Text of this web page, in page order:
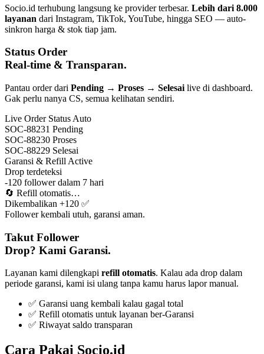
Socio.id terhubung langsung ke provider terbesar. Lebih dari 8.000
layanan dari Instagram, TikTok, YouTube, hingga SEO — auto-
sinkron harga & stok tiap jam.
Status Order
Real-time & Transparan.
Pantau order dari Pending → Proses → Selesai live di dashboard.
Gak perlu nanya CS, semua kelihatan sendiri.
Live Order Status Auto
SOC-88231 Pending
SOC-88230 Proses
SOC-88229 Selesai
Garansi & Refill Active
Drop terdeteksi
-120 follower dalam 7 hari
🔄 Refill otomatis…
Dikembalikan +120 ✅
Follower kembali utuh, garansi aman.
Takut Follower
Drop? Kami Garansi.
Layanan kami dilengkapi refill otomatis. Kalau ada drop dalam
periode garansi, kami isi ulang tanpa kamu harus lapor manual.
✅ Garansi uang kembali kalau gagal total
✅ Refill otomatis untuk layanan ber-Garansi
✅ Riwayat saldo transparan
Cara Pakai Socio.id